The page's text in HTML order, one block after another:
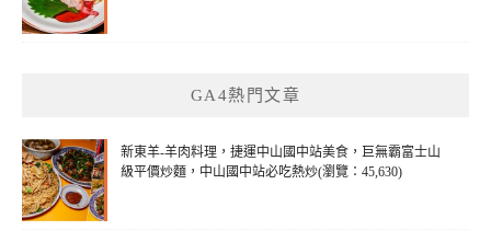
GA4熱門文章
新東羊-羊肉料理，捷運中山國中站美食，巨無霸富士山
級平價炒麵，中山國中站必吃熱炒(瀏覽：45,630)